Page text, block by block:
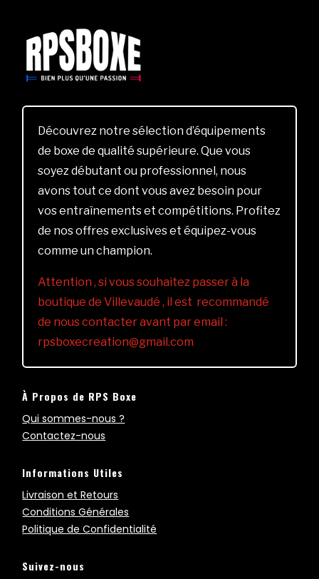
Découvrez notre sélection d’équipements
de boxe de qualité supérieure. Que vous
soyez débutant ou professionnel, nous
avons tout ce dont vous avez besoin pour
vos entraînements et compétitions. Profitez
de nos offres exclusives et équipez-vous
comme un champion.
Attention , si vous souhaitez passer à la
boutique de Villevaudé , il est recommandé
de nous contacter avant par email :
rpsboxecreation@gmail.com
À Propos de RPS Boxe
Qui sommes-nous ?
Contactez-nous
Informations Utiles
Livraison et Retours
Conditions Générales
Politique de Confidentialité
Suivez-nous